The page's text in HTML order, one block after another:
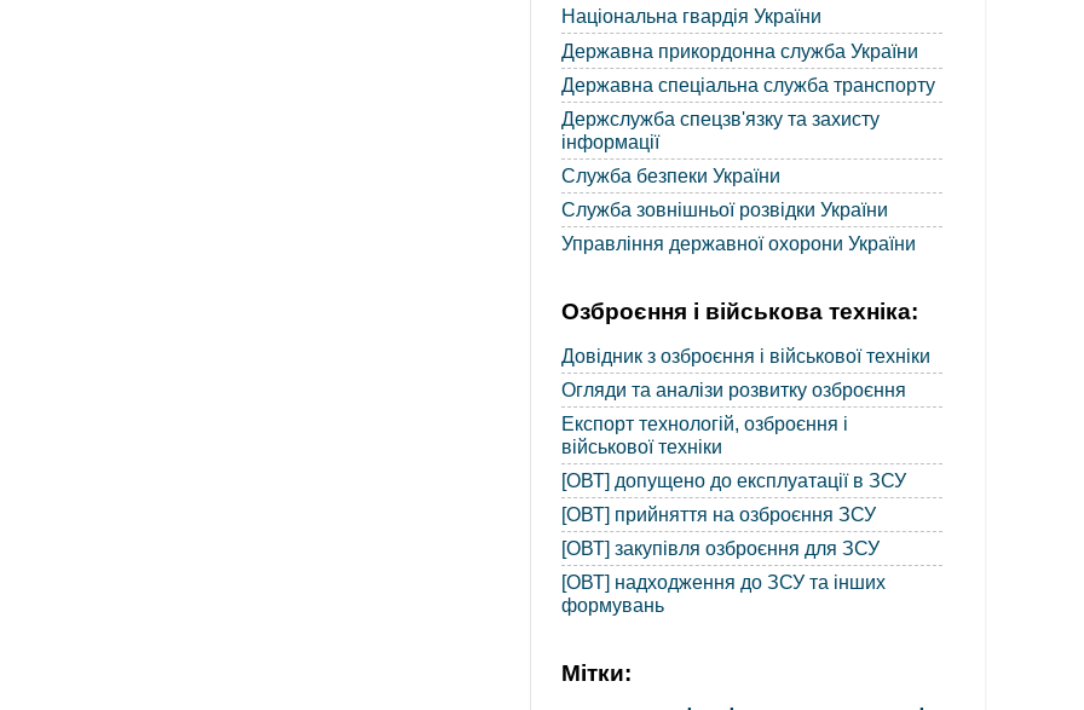
Національна гвардія України
Державна прикордонна служба України
Державна спеціальна служба транспорту
Держслужба спецзв'язку та захисту
інформації
Служба безпеки України
Служба зовнішньої розвідки України
Управління державної охорони України
Озброєння і військова техніка:
Довідник з озброєння і військової техніки
Огляди та аналізи розвитку озброєння
Експорт технологій, озброєння і
військової техніки
[ОВТ] допущено до експлуатації в ЗСУ
[ОВТ] прийняття на озброєння ЗСУ
[ОВТ] закупівля озброєння для ЗСУ
[ОВТ] надходження до ЗСУ та інших
формувань
Мітки: